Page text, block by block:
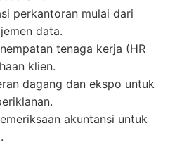
perkantoran mulai dari
data.
tenaga kerja (HR
klien.
dagang dan ekspo untuk
akuntansi untuk